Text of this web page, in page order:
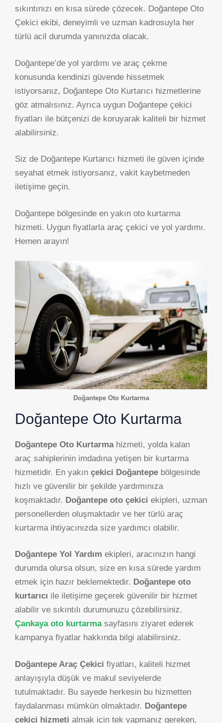
sıkıntınızı en kısa sürede çözecek. Doğantepe Oto
Çekici ekibi, deneyimli ve uzman kadrosuyla her
türlü acil durumda yanınızda olacak.
Doğantepe’de yol yardımı ve araç çekme
konusunda kendinizi güvende hissetmek
istiyorsanız, Doğantepe Oto Kurtarıcı hizmetlerine
göz atmalısınız. Ayrıca uygun Doğantepe çekici
fiyatları ile bütçenizi de koruyarak kaliteli bir hizmet
alabilirsiniz.
Siz de Doğantepe Kurtarıcı hizmeti ile güven içinde
seyahat etmek istiyorsanız, vakit kaybetmeden
iletişime geçin.
Doğantepe bölgesinde en yakın oto kurtarma
hizmeti. Uygun fiyatlarla araç çekici ve yol yardımı.
Hemen arayın!
Doğantepe Oto Kurtarma
Doğantepe Oto Kurtarma
Doğantepe Oto Kurtarmahizmeti, yolda kalan
araç sahiplerinin imdadına yetişen bir kurtarma
hizmetidir. En yakın çekici Doğantepe bölgesinde
hızlı ve güvenilir bir şekilde yardımınıza
koşmaktadır. Doğantepe oto çekici ekipleri, uzman
personellerden oluşmaktadır ve her türlü araç
kurtarma ihtiyacınızda size yardımcı olabilir.
Doğantepe Yol Yardım ekipleri, aracınızın hangi
durumda olursa olsun, size en kısa sürede yardım
etmek için hazır beklemektedir. Doğantepe oto
kurtarıcı ile iletişime geçerek güvenilir bir hizmet
alabilir ve sıkıntılı durumunuzu çözebilirsiniz.
Çankaya oto kurtarmasayfasını ziyaret ederek
kampanya fiyatlar hakkında bilgi alabilirsiniz.
Doğantepe Araç Çekici fiyatları, kaliteli hizmet
anlayışıyla düşük ve makul seviyelerde
tutulmaktadır. Bu sayede herkesin bu hizmetten
faydalanması mümkün olmaktadır. Doğantepe
çekici hizmeti almak için tek yapmanız gereken,